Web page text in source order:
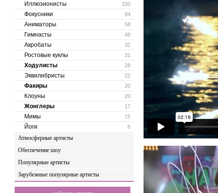
150
Иллюзионисты
94
Фокусники
58
Аниматоры
48
Гимнасты
32
Акробаты
31
Ростовые куклы
28
Ходулисты
22
Эквилибристы
20
Факиры
20
Клоуны
17
Жонглеры
15
Мимы
6
Йоги
Атмосферные артисты
Обеспечение шоу
Популярные артисты
Зарубежные популярные артисты